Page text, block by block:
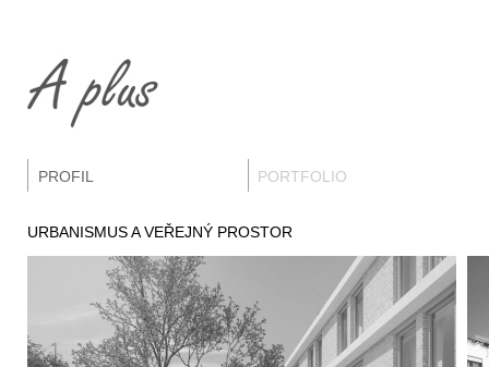
PROFIL PORTFOLIO
URBANISMUS A VEŘEJNÝ PROSTOR